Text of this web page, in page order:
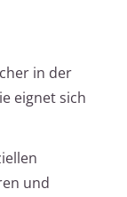
in der
eignet sich
und